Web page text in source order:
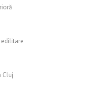
edilitare
Cluj